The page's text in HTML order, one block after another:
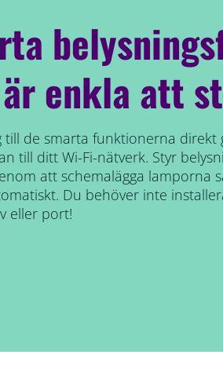
enkla att
till de smarta funktionerna direkt
till ditt Wi-Fi-nätverk. Styr
att schemalägga lamporna
Du behöver inte
eller port!